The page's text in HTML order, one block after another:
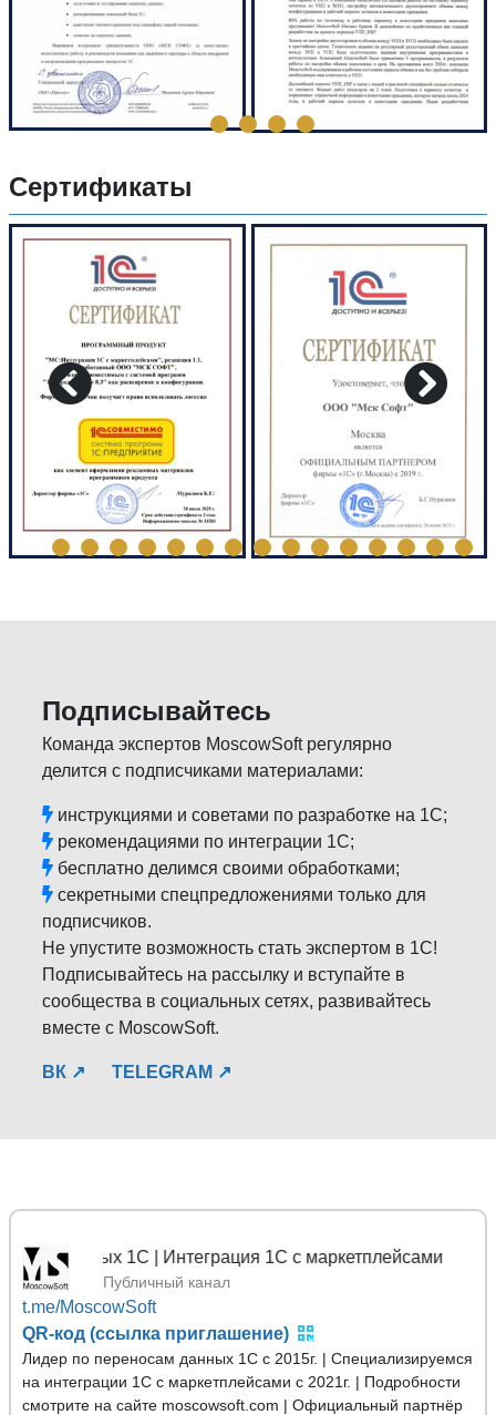
Сертификаты
Подписывайтесь
Команда экспертов MoscowSoft регулярно
делится с подписчиками материалами:
инструкциями и советами по разработке на 1С;
рекомендациями по интеграции 1С;
бесплатно делимся своими обработками;
секретными спецпредложениями только для
подписчиков.
Не упустите возможность стать экспертом в 1С!
Подписывайтесь на рассылку и вступайте в
сообщества в социальных сетях, развивайтесь
вместе с MoscowSoft.
ВК ↗ TELEGRAM ↗
1С | Интеграция 1С с маркетплейсами
Публичный канал
t.me/MoscowSoft
QR-код (ссылка приглашение)
Лидер по переносам данных 1С с 2015г. | Специализируемся
на интеграции 1С с маркетплейсами с 2021г. | Подробности
смотрите на сайте moscowsoft.com | Официальный партнёр